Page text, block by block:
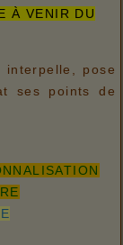
À VENIR DU
pose
ses points de